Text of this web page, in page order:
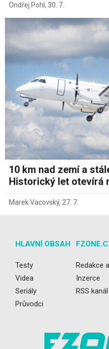
Ondřej Pohl , 30. 7.
10 km nad zemí a
Historický let otevírá
Marek Vacovský, 27. 7.
HLAVNÍ OBSAH
Testy
Videa
Seriály
Průvodci
Redakce
Inzerce
RSS kanál